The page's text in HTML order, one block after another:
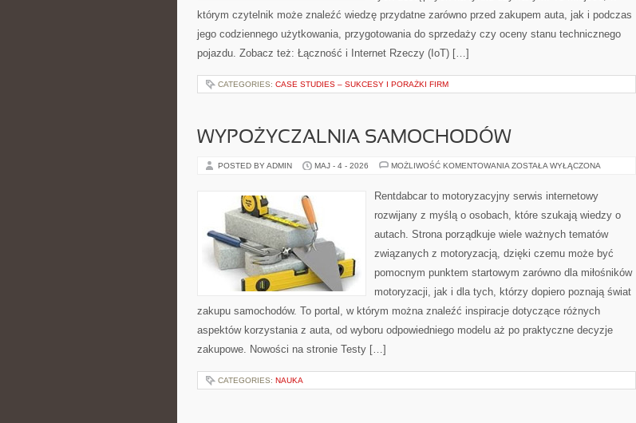
którym czytelnik może znaleźć wiedzę przydatne zarówno przed zakupem auta, jak i podczas
jego codziennego użytkowania, przygotowania do sprzedaży czy oceny stanu technicznego
pojazdu. Zobacz też: Łączność i Internet Rzeczy (IoT) […]
CATEGORIES: CASE STUDIES – SUKCESY I PORAŻKI FIRM
WYPOŻYCZALNIA SAMOCHODÓW
POSTED BY ADMIN MAJ - 4 - 2026 MOŻLIWOŚĆ KOMENTOWANIA WYPOŻYCZALNIA
ZOSTAŁA WYŁĄCZONA
Rentdabcar to motoryzacyjny serwis internetowy
rozwijany z myślą o osobach, które szukają wiedzy o
autach. Strona porządkuje wiele ważnych tematów
związanych z motoryzacją, dzięki czemu może być
pomocnym punktem startowym zarówno dla miłośników
motoryzacji, jak i dla tych, którzy dopiero poznają świat
zakupu samochodów. To portal, w którym można znaleźć inspiracje dotyczące różnych
aspektów korzystania z auta, od wyboru odpowiedniego modelu aż po praktyczne decyzje
zakupowe. Nowości na stronie Testy […]
CATEGORIES: NAUKA